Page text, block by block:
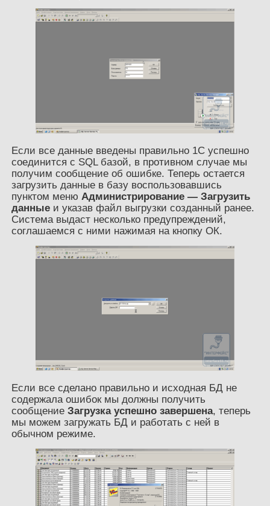
Если все данные введены правильно 1С успешно
соединится с SQL базой, в противном случае мы
получим сообщение об ошибке. Теперь остается
загрузить данные в базу воспользовавшись
пунктом меню Администрирование — Загрузить
данныеи указав файл выгрузки созданный ранее.
Система выдаст несколько предупреждений,
соглашаемся с ними нажимая на кнопку ОК.
Если все сделано правильно и исходная БД не
содержала ошибок мы должны получить
сообщение Загрузка успешно завершена, теперь
мы можем загружать БД и работать с ней в
обычном режиме.